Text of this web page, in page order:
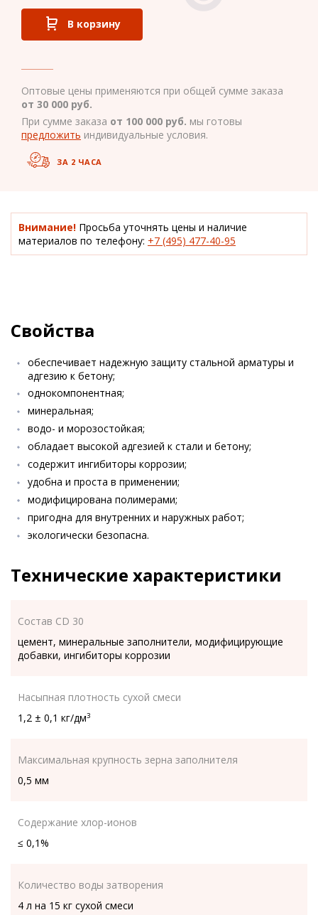
В корзину
Оптовые цены применяются при общей сумме заказа
от 30 000 руб.
При сумме заказа от 100 000 руб. мы готовы
предложить индивидуальные условия.
ЗА 2 ЧАСА
Внимание! Просьба уточнять цены и наличие
материалов по телефону: +7 (495) 477-40-95
Свойства
обеспечивает надежную защиту стальной арматуры и
адгезию к бетону;
однокомпонентная;
минеральная;
водо- и морозостойкая;
обладает высокой адгезией к стали и бетону;
содержит ингибиторы коррозии;
удобна и проста в применении;
модифицирована полимерами;
пригодна для внутренних и наружных работ;
экологически безопасна.
Технические характеристики
Состав CD 30
цемент, минеральные заполнители, модифицирующие
добавки, ингибиторы коррозии
Насыпная плотность сухой смеси
1,2 ± 0,1 кг/дм3
Максимальная крупность зерна заполнителя
0,5 мм
Содержание хлор-ионов
≤ 0,1%
Количество воды затворения
4 л на 15 кг сухой смеси